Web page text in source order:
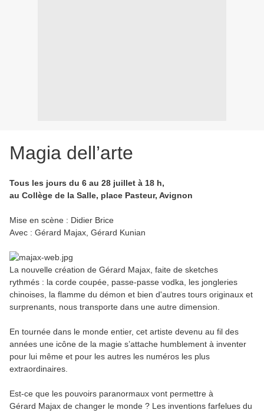
Magia dell’arte
Tous les jours du 6 au 28 juillet à 18 h,
au Collège de la Salle, place Pasteur, Avignon
Mise en scène : Didier Brice
Avec : Gérard Majax, Gérard Kunian
La nouvelle création de Gérard Majax, faite de sketches
rythmés : la corde coupée, passe-passe vodka, les jongleries
chinoises, la flamme du démon et bien d'autres tours originaux et
surprenants, nous transporte dans une autre dimension.
En tournée dans le monde entier, cet artiste devenu au fil des
années une icône de la magie s’attache humblement à inventer
pour lui même et pour les autres les numéros les plus
extraordinaires.
Est-ce que les pouvoirs paranormaux vont permettre à
Gérard Majax de changer le monde ? Les inventions farfelues du